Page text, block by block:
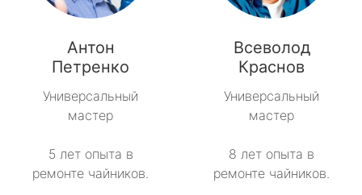
Антон
Петренко
Универсальный
мастер
5 лет опыта в
ремонте чайников.
Всеволод
Краснов
Универсальный
мастер
8 лет опыта в
ремонте чайников.